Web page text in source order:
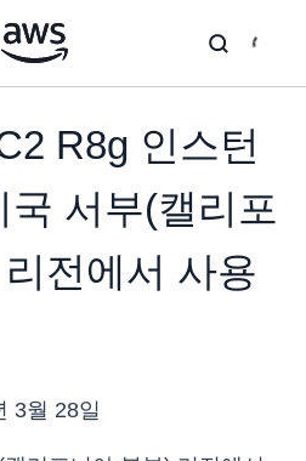
R8g 인스턴
국 서부(캘리포
전에서 사용
3월 28일